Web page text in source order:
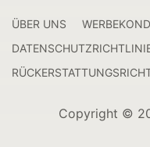
ÜBER UNS
Copyright ©